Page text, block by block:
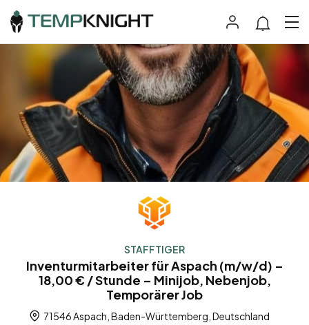
STAFFTIGER
Inventurmitarbeiter für Aspach (m/w/d) –
18,00 € / Stunde – Minijob, Nebenjob,
Temporärer Job
71546 Aspach, Baden-Württemberg, Deutschland